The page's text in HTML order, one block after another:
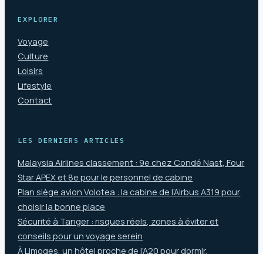
EXPLORER
Voyage
Culture
Loisirs
Lifestyle
Contact
LES DERNIERS ARTICLES
Malaysia Airlines classement : 9e chez Condé Nast, Four
Star APEX et 8e pour le personnel de cabine
Plan siège avion Volotea : la cabine de l’Airbus A319 pour
choisir la bonne place
Sécurité à Tanger : risques réels, zones à éviter et
conseils pour un voyage serein
À Limoges, un hôtel proche de l’A20 pour dormir,